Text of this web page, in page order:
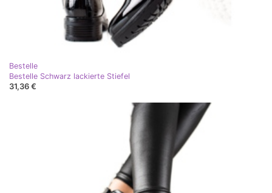
Bestelle
Bestelle Schwarz lackierte Stiefel
31,36 €